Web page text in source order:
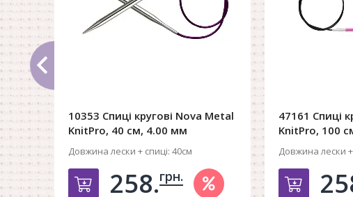
10353 Спиці кругові Nova Metal
KnitPro, 40 см, 4.00 мм
Довжина лески + спиці: 40см
Добавить в корзину
258.грн.
47161 Спиці
KnitPro, 100
Довжина лески +